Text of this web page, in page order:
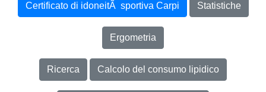
Certificato di idoneitÃ sportiva Carpi Statistiche
Ergometria
Ricerca Calcolo del consumo lipidico